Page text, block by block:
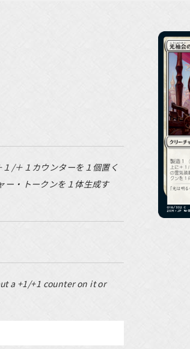
１/＋１カウンターを１個置く
ー・トークンを１体生成す
a +1/+1 counter on it or